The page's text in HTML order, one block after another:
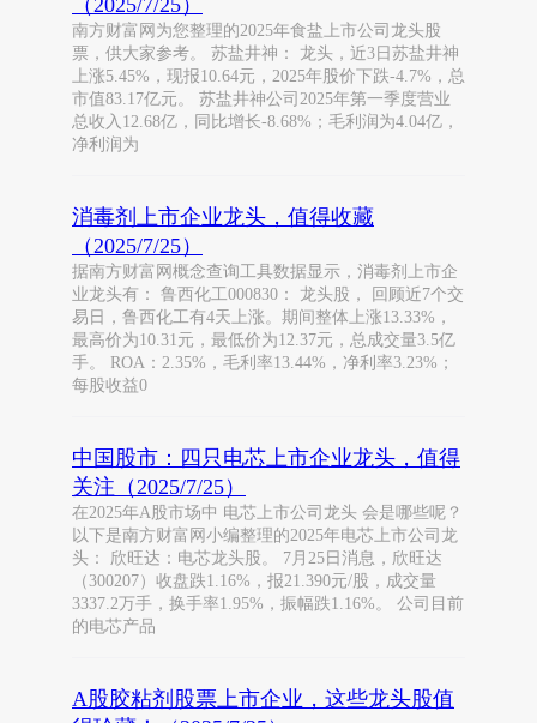
（2025/7/25）
南方财富网为您整理的2025年食盐上市公司龙头股
票，供大家参考。 苏盐井神： 龙头，近3日苏盐井神
上涨5.45%，现报10.64元，2025年股价下跌-4.7%，总
市值83.17亿元。 苏盐井神公司2025年第一季度营业
总收入12.68亿，同比增长-8.68%；毛利润为4.04亿，
净利润为
消毒剂上市企业龙头，值得收藏
（2025/7/25）
据南方财富网概念查询工具数据显示，消毒剂上市企
业龙头有： 鲁西化工000830： 龙头股， 回顾近7个交
易日，鲁西化工有4天上涨。期间整体上涨13.33%，
最高价为10.31元，最低价为12.37元，总成交量3.5亿
手。 ROA：2.35%，毛利率13.44%，净利率3.23%；
每股收益0
中国股市：四只电芯上市企业龙头，值得
关注（2025/7/25）
在2025年A股市场中 电芯上市公司龙头 会是哪些呢？
以下是南方财富网小编整理的2025年电芯上市公司龙
头： 欣旺达：电芯龙头股。 7月25日消息，欣旺达
（300207）收盘跌1.16%，报21.390元/股，成交量
3337.2万手，换手率1.95%，振幅跌1.16%。 公司目前
的电芯产品
A股胶粘剂股票上市企业，这些龙头股值